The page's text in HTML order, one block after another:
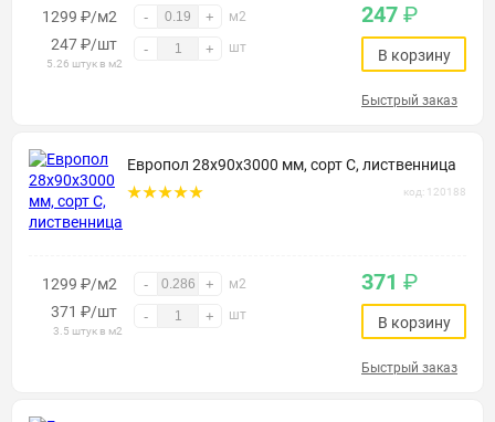
1299 ₽/м2 - + м2
247₽/шт
5.26 штук в м2
- + шт
247 ₽
В корзину
Быстрый заказ
Европол 28х90х3000 мм, сорт С, лиственница
код: 120188
1299 ₽/м2 - + м2
371 ₽/шт
3.5 штук в м2
- + шт
371 ₽
В корзину
Быстрый заказ